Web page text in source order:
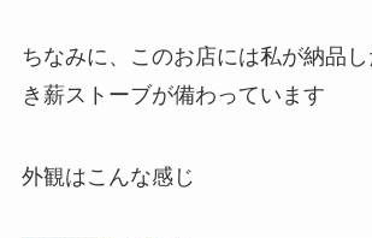
ちなみに、このお店には私が納品
き薪ストーブが備わっています
外観はこんな感じ